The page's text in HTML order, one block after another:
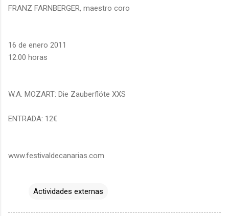
FRANZ FARNBERGER, maestro coro
16 de enero 2011
12:00 horas
W.A. MOZART: Die Zauberflöte XXS
ENTRADA: 12€
www.festivaldecanarias.com
Actividades externas